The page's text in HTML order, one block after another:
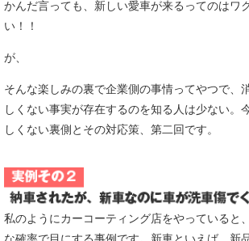
かんだ言っても、新しい愛車が来るってのはワ
い！！
が、
そんな楽しみの裏で企業側の事情ってやつで、
しくない事実が存在するのを知る人は少ない。
しくない裏側とその対応策、第二回です。
私のようにカーコーティング店をやっていると